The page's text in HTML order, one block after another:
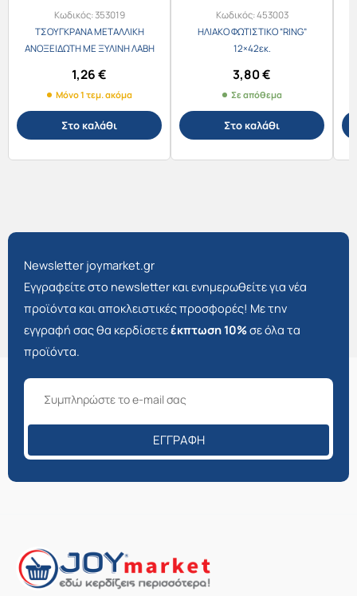
Κωδικός:353019
ΤΣΟΥΓΚΡΑΝΑ ΜΕΤΑΛΛΙΚΗ
ΑΝΟΞΕΙΔΩΤΗ ΜΕ ΞΥΛΙΝΗ ΛΑΒΗ
1,26€
Μόνο 1 τεμ. ακόμα
Στο καλάθι
Κωδικός:453003
ΗΛΙΑΚΟ ΦΩΤΙΣΤΙΚΟ “RING”
12×42εκ.
3,80€
Σε απόθεμα
Στο καλάθι
Newsletter joymarket.gr
Εγγραφείτε στο newsletter και ενημερωθείτε για νέα
προϊόντα και αποκλειστικές προσφορές! Με την
εγγραφή σας θα κερδίσετεέκπτωση 10%σε όλα τα
προϊόντα.
ΕΓΓΡΑΦΉ